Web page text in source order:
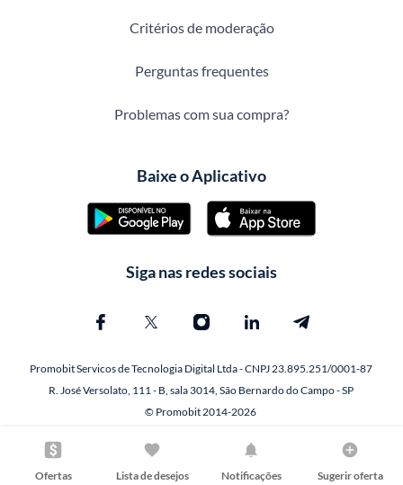
Ofertas Lista de desejos Notificações Sugerir oferta
Critérios de moderação
Perguntas frequentes
Problemas com sua compra?
Baixe o Aplicativo
Siga nas redes sociais
Promobit Servicos de Tecnologia Digital Ltda - CNPJ 23.895.251/0001-87
R. José Versolato, 111 - B, sala 3014, São Bernardo do Campo - SP
© Promobit 2014-2026